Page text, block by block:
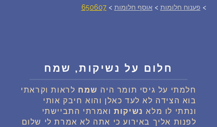
רכישת אוצר החלומות$
> פענוח חלומות > אוסף חלומות >
650607
חלום על נשיקות, שמח
חלמתי על גיסי תומר היה שמח לראות וקראתי
בוא הצידה לא לעד כאלן והוא חיבק אותי
ונתתי לו מלא נשיקותואמרתי התביישתי
לפנות אליך באירוע כי אתה לא אמרת לי שלום